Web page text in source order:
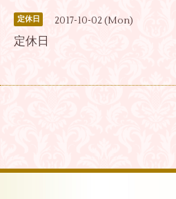
定休日 2017-10-02 (Mon)
定休日